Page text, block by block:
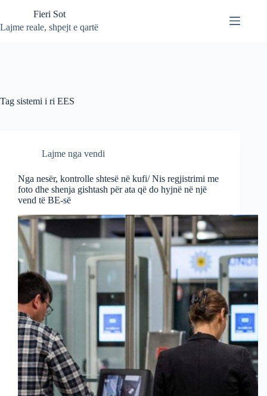
content
Fieri Sot
Lajme reale, shpejt e qartë
Tag sistemi i ri EES
Lajme nga vendi
Nga nesër, kontrolle shtesë në kufi/ Nis regjistrimi me
foto dhe shenja gishtash për ata që do hyjnë në një
vend të BE-së